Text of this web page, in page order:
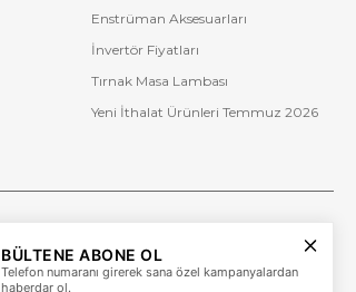
Enstrüman Aksesuarları
İnvertör Fiyatları
Tırnak Masa Lambası
Yeni İthalat Ürünleri Temmuz 2026
+90 (850) 473 08 08
BÜLTENE ABONE OL
Telefon numaranı girerek sana özel kampanyalardan
haberdar ol.